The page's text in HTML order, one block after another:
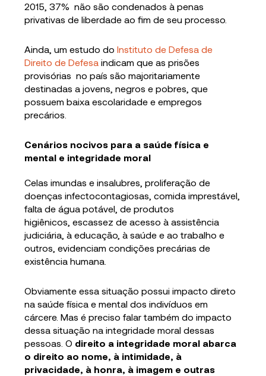
2015, 37% não são condenados à penas
privativas de liberdade ao fim de seu processo.
Ainda, um estudo doInstituto de Defesa de
Direito de Defesa indicam que as prisões
provisórias no país são majoritariamente
destinadas a jovens, negros e pobres, que
possuem baixa escolaridade e empregos
precários.
Cenários nocivos para a saúde física e
mental e integridade moral
Celas imundas e insalubres, proliferação de
doenças infectocontagiosas, comida imprestável,
falta de água potável, de produtos
higiênicos, escassez de acesso à assistência
judiciária, à educação, à saúde e ao trabalho e
outros, evidenciam condições precárias de
existência humana.
Obviamente essa situação possui impacto direto
na saúde física e mental dos indivíduos em
cárcere. Mas é preciso falar também do impacto
dessa situação na integridade moral dessas
pessoas. O direito a integridade moral abarca
o direito ao nome, à intimidade, à
privacidade, à honra, à imagem e outras